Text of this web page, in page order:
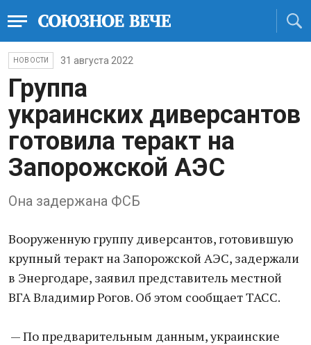
НОВОСТИ 31 августа 2022
Группа
украинских диверсантов
готовила теракт на
Запорожской АЭС
Она задержана ФСБ
Вооруженную группу диверсантов, готовившую
крупный теракт на Запорожской АЭС, задержали
в Энергодаре, заявил представитель местной
ВГА Владимир Рогов. Об этом сообщает ТАСС.
— По предварительным данным, украинские